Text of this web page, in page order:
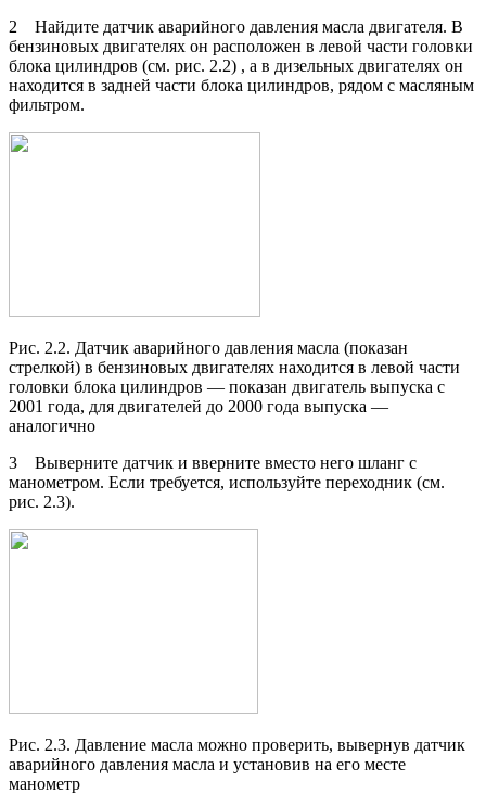
2 Найдите датчик аварийного давления масла двигателя. В
бензиновых двигателях он расположен в левой части головки
блока цилиндров (см. рис. 2.2) , а в дизельных двигателях он
находится в задней части блока цилиндров, рядом с масляным
фильтром.
Рис. 2.2. Датчик аварийного давления масла (показан
стрелкой) в бензиновых двигателях находится в левой части
головки блока цилиндров — показан двигатель выпуска с
2001 года, для двигателей до 2000 года выпуска —
аналогично
3 Выверните датчик и вверните вместо него шланг с
манометром. Если требуется, используйте переходник (см.
рис. 2.3).
Рис. 2.3. Давление масла можно проверить, вывернув датчик
аварийного давления масла и установив на его месте
манометр